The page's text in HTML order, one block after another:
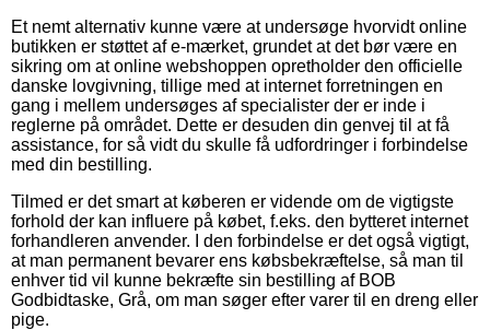
Et nemt alternativ kunne være at undersøge hvorvidt online
butikken er støttet af e-mærket, grundet at det bør være en
sikring om at online webshoppen opretholder den officielle
danske lovgivning, tillige med at internet forretningen en
gang i mellem undersøges af specialister der er inde i
reglerne på området. Dette er desuden din genvej til at få
assistance, for så vidt du skulle få udfordringer i forbindelse
med din bestilling.
Tilmed er det smart at køberen er vidende om de vigtigste
forhold der kan influere på købet, f.eks. den bytteret internet
forhandleren anvender. I den forbindelse er det også vigtigt,
at man permanent bevarer ens købsbekræftelse, så man til
enhver tid vil kunne bekræfte sin bestilling af BOB
Godbidtaske, Grå, om man søger efter varer til en dreng eller
pige.